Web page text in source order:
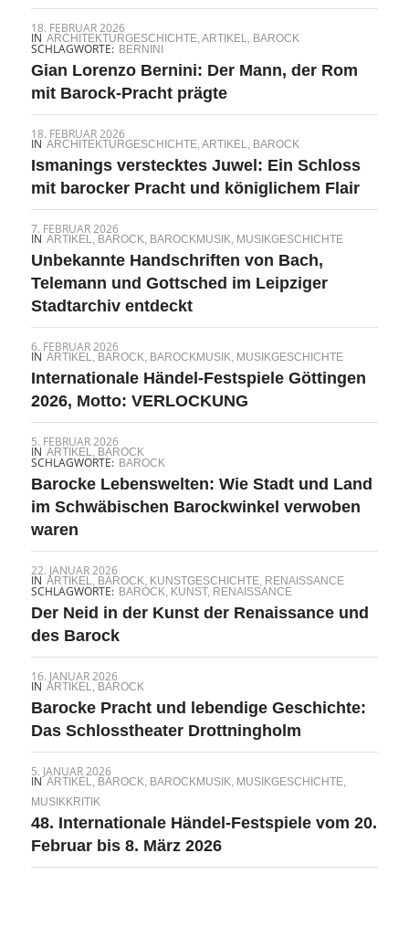
18. FEBRUAR 2026
IN ARCHITEKTURGESCHICHTE, ARTIKEL BAROCK
SCHLAGWORTE: BERNINI
Gian Lorenzo Bernini: Der Mann, der Rom
mit Barock-Pracht prägte
18. FEBRUAR 2026
IN ARCHITEKTURGESCHICHTE, ARTIKEL BAROCK
Ismanings verstecktes Juwel: Ein Schloss
mit barocker Pracht und königlichem Flair
7. FEBRUAR 2026
IN ARTIKEL BAROCK BAROCKMUSIK MUSIKGESCHICHTE
Unbekannte Handschriften von Bach,
Telemann und Gottsched im Leipziger
Stadtarchiv entdeckt
6. FEBRUAR 2026
IN ARTIKEL BAROCK BAROCKMUSIK MUSIKGESCHICHTE
Internationale Händel-Festspiele Göttingen
2026, Motto: VERLOCKUNG
5. FEBRUAR 2026
IN ARTIKEL BAROCK
SCHLAGWORTE: BAROCK
Barocke Lebenswelten: Wie Stadt und Land
im Schwäbischen Barockwinkel verwoben
waren
22. JANUAR 2026
IN ARTIKEL BAROCK KUNSTGESCHICHTE, RENAISSANCE
SCHLAGWORTE: BAROCK KUNST, RENAISSANCE
Der Neid in der Kunst der Renaissance und
des Barock
16. JANUAR 2026
IN ARTIKEL BAROCK
Barocke Pracht und lebendige Geschichte:
Das Schlosstheater Drottningholm
5. JANUAR 2026
IN ARTIKEL BAROCK BAROCKMUSIK MUSIKGESCHICHTE,
MUSIKKRITIK
48. Internationale Händel-Festspiele vom 20.
Februar bis 8. März 2026